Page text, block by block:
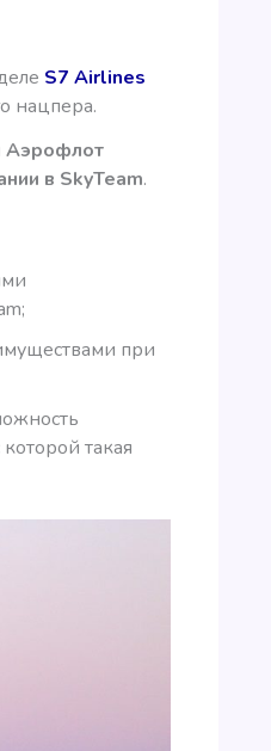
S7 Airlines
нацпера.
Аэрофлот
в SkyTeam.
при
такая